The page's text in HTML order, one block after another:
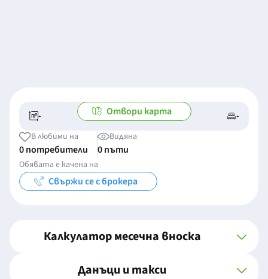
- -/- -
Отвори карта
В любими на
0 потребители
Видяна
0 пъти
Обявата е качена на
Свържи се с брокера
Калкулатор месечна вноска
Данъци и такси